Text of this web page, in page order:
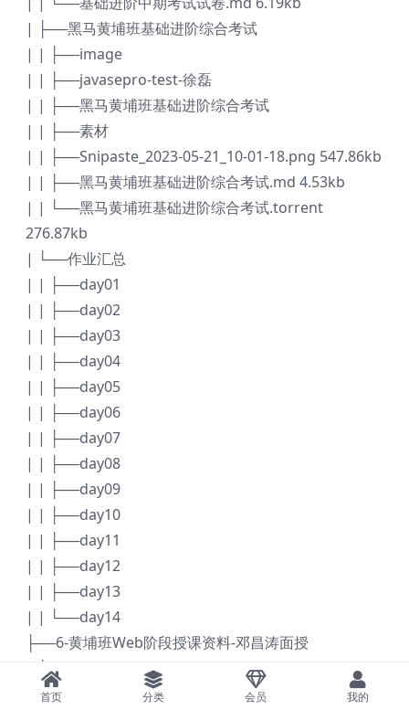
| ├──黑马黄埔班基础进阶综合考试
| | ├──image
| | ├──javasepro-test-徐磊
| | ├──黑马黄埔班基础进阶综合考试
| | ├──素材
| | ├──Snipaste_2023-05-21_10-01-18.png 547.86kb
| | ├──黑马黄埔班基础进阶综合考试.md 4.53kb
| | └──黑马黄埔班基础进阶综合考试.torrent
276.87kb
| └──作业汇总
| | ├──day01
| | ├──day02
| | ├──day03
| | ├──day04
| | ├──day05
| | ├──day06
| | ├──day07
| | ├──day08
| | ├──day09
| | ├──day10
| | ├──day11
| | ├──day12
| | ├──day13
| | └──day14
├──6-黄埔班Web阶段授课资料-邓昌涛面授
| ├──Xmind
| | ├──01. HTML+CSS.xmind 199.61kb
首页 分类 会员 我的